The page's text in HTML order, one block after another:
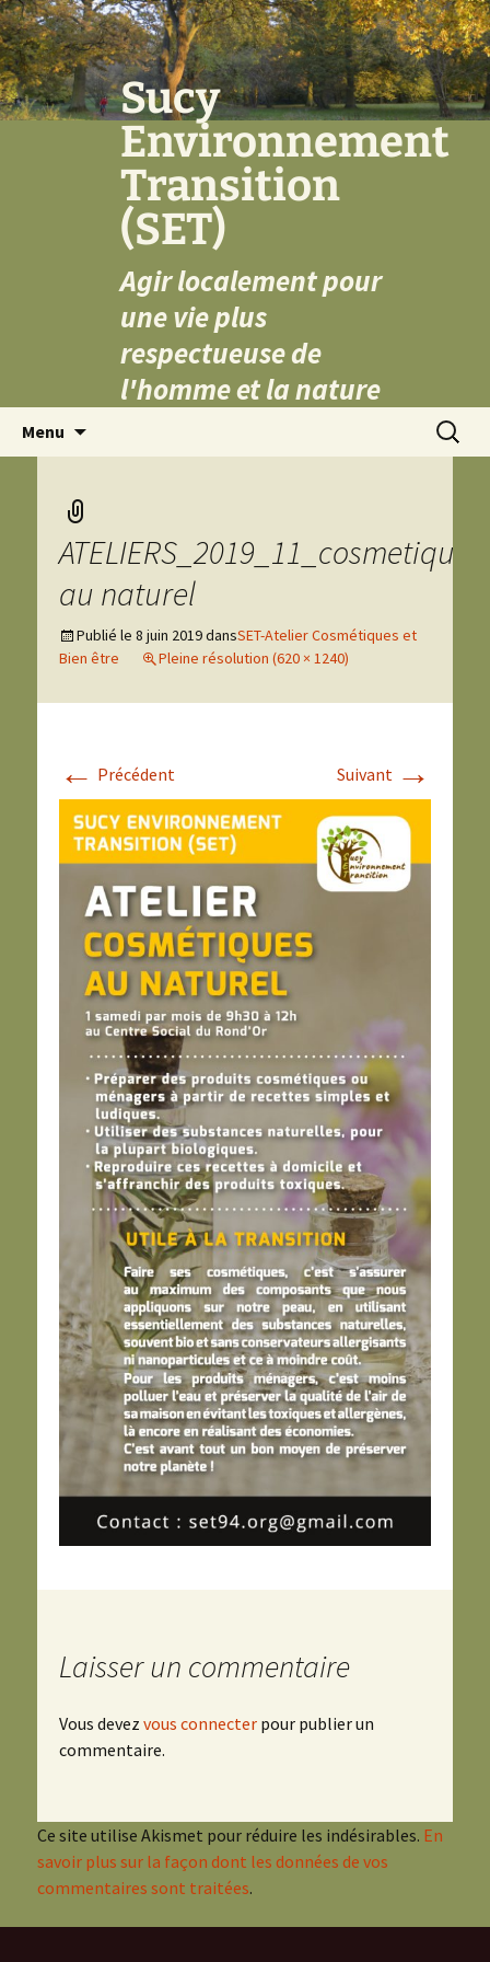
Aller
au
contenu
Sucy
Environnement
Transition
(SET)
Agir localement pour
une vie plus
respectueuse de
l'homme et la nature
Menu
ATELIERS_2019_11_cosmetique
au naturel
Publié le 8 juin 2019dansSET-Atelier Cosmétiques et
Bien être
Pleine résolution (620 × 1240)
← Précédent Suivant →
Laisser un commentaire
Vous devez vous connecterpour publier un
commentaire.
Ce site utilise Akismet pour réduire les indésirables. En
savoir plus sur la façon dont les données de vos
commentaires sont traitées.